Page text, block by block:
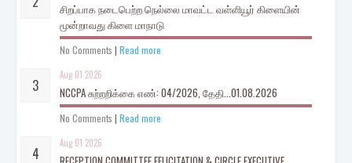
சிறப்பாக நடைபெற்ற நெல்லை மாவட்ட வள்ளியூர் கிளையின்
மூன்றாவது கிளை மாநாடு
No Comments | Read more
Aug 01 2026
NCCPA சுற்றறிக்கை எண்: 04/2026, தேதி...01.08.2026
No Comments | Read more
Aug 01 2026